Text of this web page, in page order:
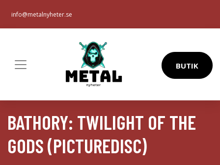
info@metalnyheter.se
BUTIK
BATHORY: TWILIGHT OF THE
GODS (PICTUREDISC)